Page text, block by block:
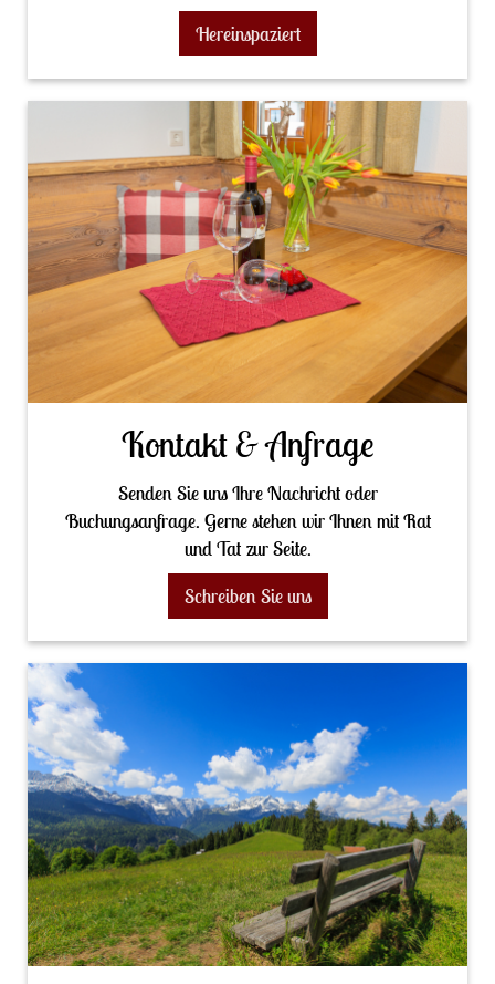
Hereinspaziert
Kontakt & Anfrage
Senden Sie uns Ihre Nachricht oder
Buchungsanfrage. Gerne stehen wir Ihnen mit Rat
und Tat zur Seite.
Schreiben Sie uns